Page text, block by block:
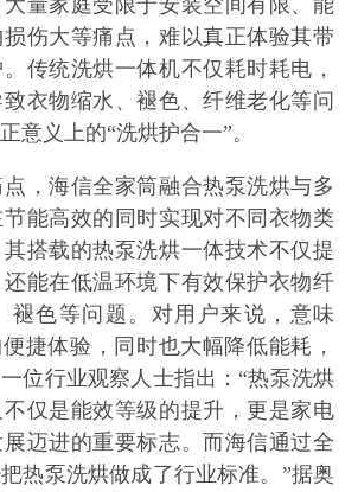
量家庭受限于安装空间有限、能
伤大等痛点，难以真正体验其带
传统洗烘一体机不仅耗时耗电，
衣物缩水、褪色、纤维老化等问
意义上的“洗烘护合一”。
，海信全家筒融合热泵洗烘与多
能高效的同时实现对不同衣物类
搭载的热泵洗烘一体技术不仅提
能在低温环境下有效保护衣物纤
褪色等问题。对用户来说，意味
捷体验，同时也大幅降低能耗，
位行业观察人士指出：“热泵洗烘
仅是能效等级的提升，更是家电
迈进的重要标志。而海信通过全
热泵洗烘做成了行业标准。”据奥